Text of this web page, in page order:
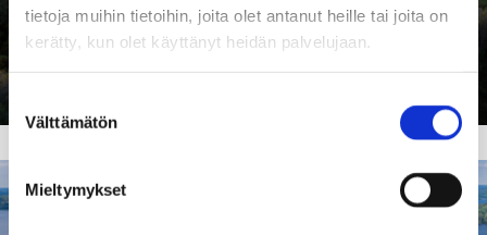
tietoja muihin tietoihin, joita olet antanut heille tai joita on
kerätty, kun olet käyttänyt heidän palvelujaan.
valinta
Välttämätön
Mieltymykset